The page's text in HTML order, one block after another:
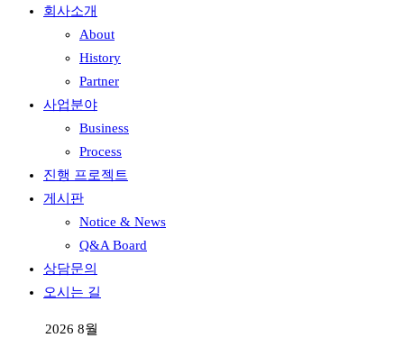
회사소개
About
History
Partner
사업분야
Business
Process
진행 프로젝트
게시판
Notice & News
Q&A Board
상담문의
오시는 길
2026 8월